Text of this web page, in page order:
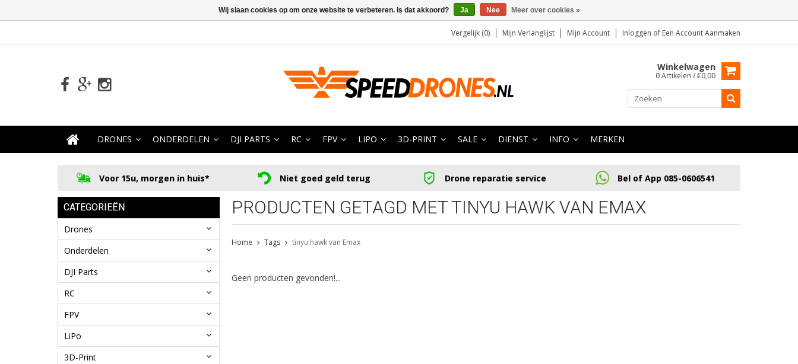
Vergelijk (0) Mijn Verlanglijst Mijn Account Inloggen of Een Account Aanmaken
Winkelwagen
0 Artikelen / €0,00
DRONES ONDERDELEN DJI PARTS RC FPV LIPO 3D-PRINT SALE DIENST INFO MERKEN
Voor 15u, morgen in huis* Niet goed geld terug Drone reparatie service Bel of App 085-0606541
CATEGORIEËN
Drones
Onderdelen
DJI Parts
RC
FPV
LiPo
3D-Print
PRODUCTEN GETAGD MET TINYU HAWK VAN EMAX
Home Tags tinyu hawk van Emax
Geen producten gevonden!...
Wij slaan cookies op om onze website te verbeteren. Is dat akkoord? Ja Nee Meer over cookies »